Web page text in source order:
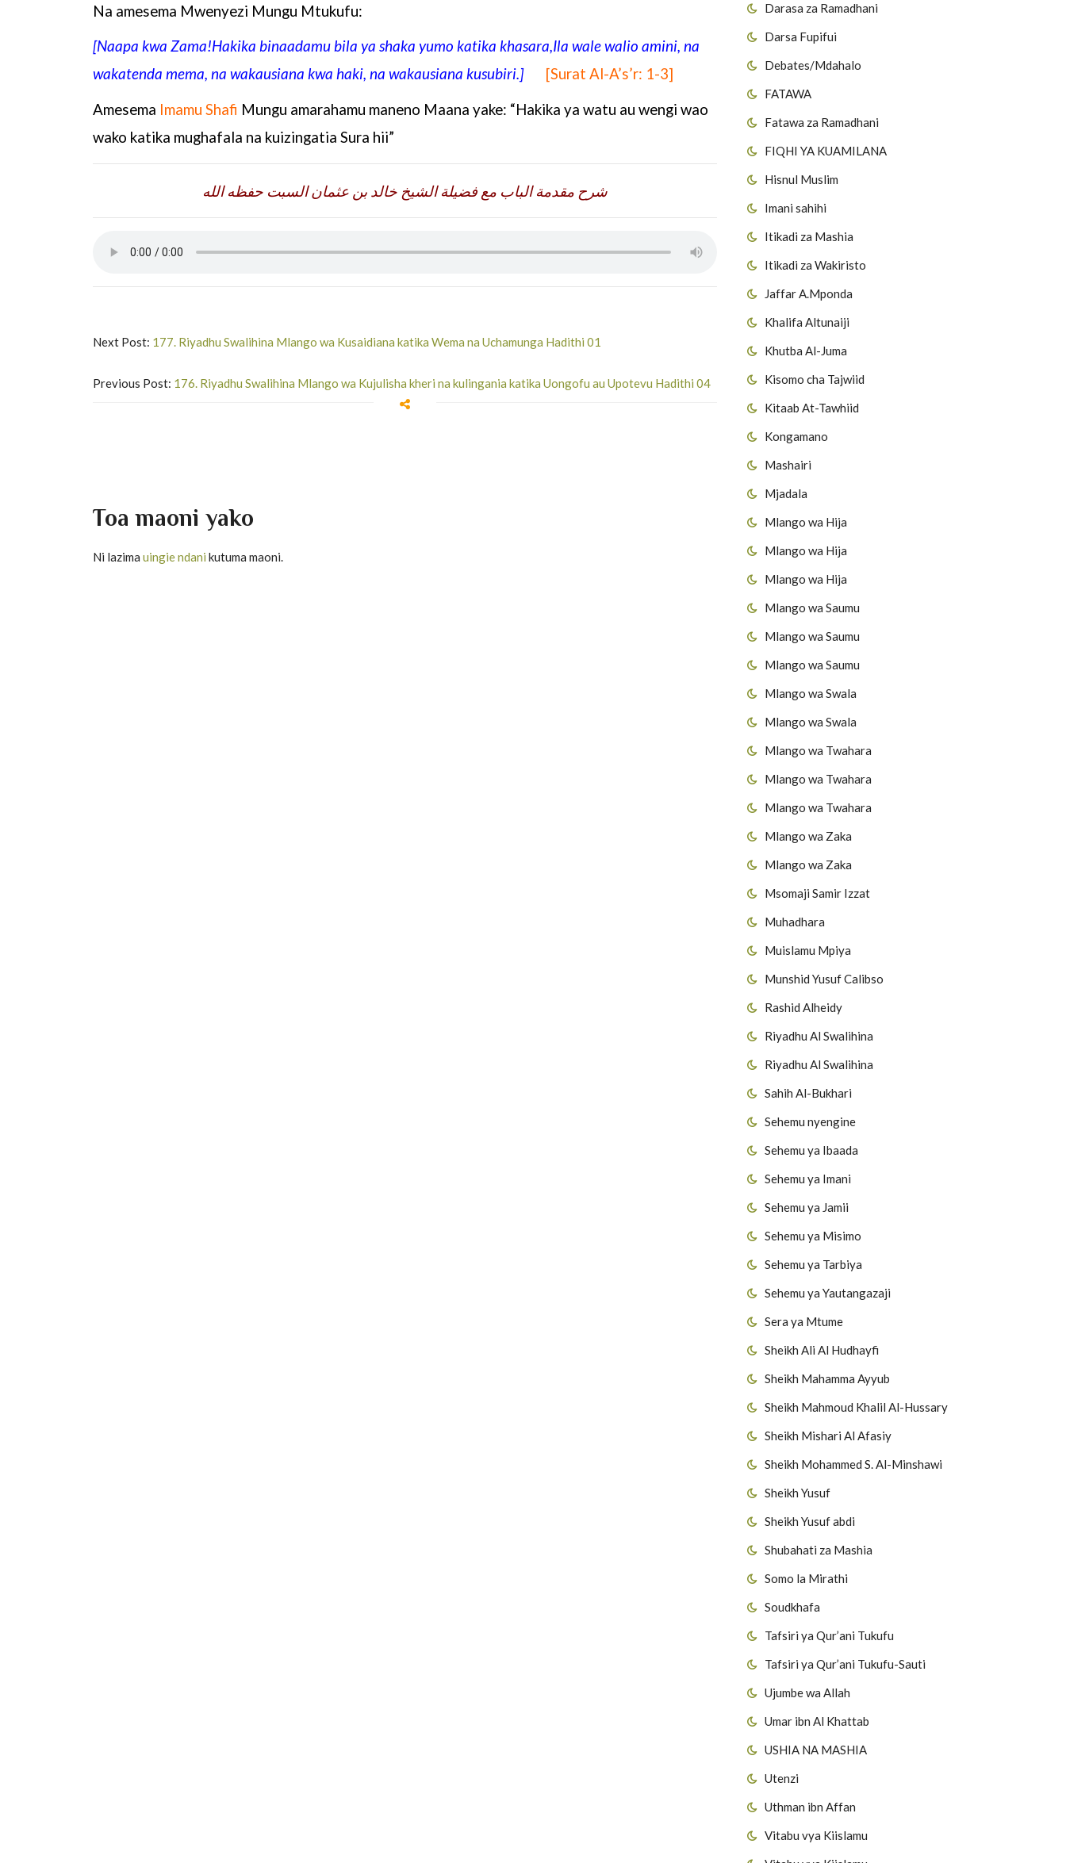
Darasa za Ramadhani
Darsa Fupifui
Debates/Mdahalo
FATAWA
Fatawa za Ramadhani
FIQHI YA KUAMILANA
Hisnul Muslim
Imani sahihi
Itikadi za Mashia
Itikadi za Wakiristo
Jaffar A.Mponda
Khalifa Altunaiji
Khutba Al-Juma
Kisomo cha Tajwiid
Kitaab At-Tawhiid
Kongamano
Mashairi
Mjadala
Mlango wa Hija
Mlango wa Hija
Mlango wa Hija
Mlango wa Saumu
Mlango wa Saumu
Mlango wa Saumu
Mlango wa Swala
Mlango wa Swala
Mlango wa Twahara
Mlango wa Twahara
Mlango wa Twahara
Mlango wa Zaka
Mlango wa Zaka
Msomaji Samir Izzat
Muhadhara
Muislamu Mpiya
Munshid Yusuf Calibso
Rashid Alheidy
Riyadhu Al Swalihina
Riyadhu Al Swalihina
Sahih Al-Bukhari
Sehemu nyengine
Sehemu ya Ibaada
Sehemu ya Imani
Sehemu ya Jamii
Sehemu ya Misimo
Sehemu ya Tarbiya
Sehemu ya Yautangazaji
Sera ya Mtume
Sheikh Ali Al Hudhayfi
Sheikh Mahamma Ayyub
Sheikh Mahmoud Khalil Al-Hussary
Sheikh Mishari Al Afasiy
Sheikh Mohammed S. Al-Minshawi
Sheikh Yusuf
Sheikh Yusuf abdi
Shubahati za Mashia
Somo la Mirathi
Soudkhafa
Tafsiri ya Qur’ani Tukufu
Tafsiri ya Qur’ani Tukufu-Sauti
Ujumbe wa Allah
Umar ibn Al Khattab
USHIA NA MASHIA
Utenzi
Uthman ibn Affan
Vitabu vya Kiislamu
Na amesema Mwenyezi Mungu Mtukufu:
[Naapa kwa Zama!Hakika binaadamu bila ya shaka yumo katika khasara,Ila wale walio amini, na
wakatenda mema, na wakausiana kwa haki, na wakausiana kusubiri.] [Surat Al-A’s’r: 1-3]
Amesema Imamu Shafi Mungu amarahamu maneno Maana yake: “Hakika ya watu au wengi wao
wako katika mughafala na kuizingatia Sura hii”
شرح مقدمة الباب مع فضيلة الشيخ خالد بن عثمان السبت حفظه الله
Next Post: 177. Riyadhu Swalihina Mlango wa Kusaidiana katika Wema na Uchamunga Hadithi 01
Previous Post: 176. Riyadhu Swalihina Mlango wa Kujulisha kheri na kulingania katika Uongofu au Upotevu Hadithi 04
Toa maoni yako
Ni lazima uingie ndani kutuma maoni.